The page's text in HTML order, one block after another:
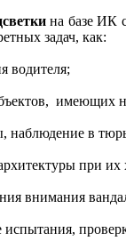
на базе ИК
задач, как:
водителя;
имеющих
в
при их
внимания